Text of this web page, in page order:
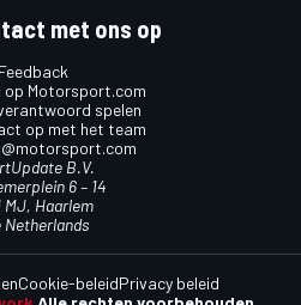
met ons op
Feedback
op Motorsport.com
spelen
op met het team
B.V.
6 – 14
MJ, Haarlem
Netherlands
Cookie-beleidPrivacy beleid